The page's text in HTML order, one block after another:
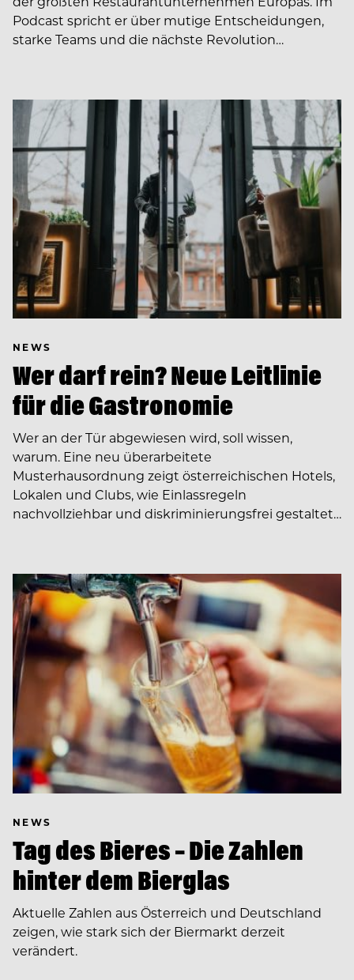
Podcast spricht er über mutige Entscheidungen,
starke Teams und die nächste Revolution…
NEWS
Wer darf rein? Neue Leitlinie
für die Gastronomie
Wer an der Tür abgewiesen wird, soll wissen,
warum. Eine neu überarbeitete
Musterhausordnung zeigt österreichischen Hotels,
Lokalen und Clubs, wie Einlassregeln
nachvollziehbar und diskriminierungsfrei gestaltet…
NEWS
Tag des Bieres – Die Zahlen
hinter dem Bierglas
Aktuelle Zahlen aus Österreich und Deutschland
zeigen, wie stark sich der Biermarkt derzeit
verändert.